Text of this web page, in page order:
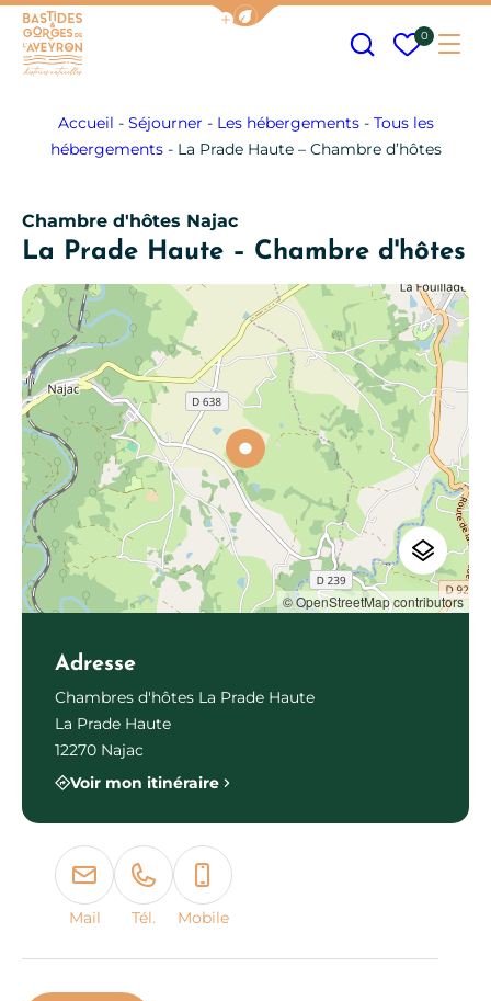
Afficher la barre de navigation
Mes
0
Accueil - Séjourner - Les hébergements- Tous les
hébergements- La Prade Haute – Chambre d’hôtes
Chambre d'hôtes Najac
La Prade Haute – Chambre d'hôtes
© OpenStreetMap contributors
Adresse
Chambres d'hôtes La Prade Haute
La Prade Haute
12270 Najac
Voir mon itinéraire
Mail Tél. Mobile